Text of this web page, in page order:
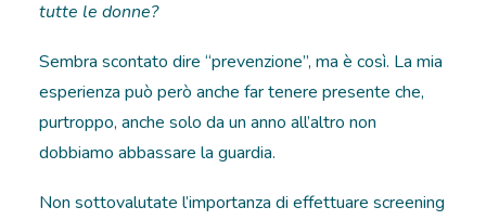
tutte le donne?
Sembra scontato dire “prevenzione”, ma è così. La mia
esperienza può però anche far tenere presente che,
purtroppo, anche solo da un anno all’altro non
dobbiamo abbassare la guardia.
Non sottovalutate l’importanza di effettuare screening